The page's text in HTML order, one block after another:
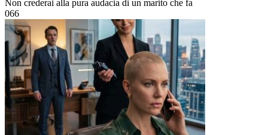
Non crederai alla pura audacia di un marito che fa
066